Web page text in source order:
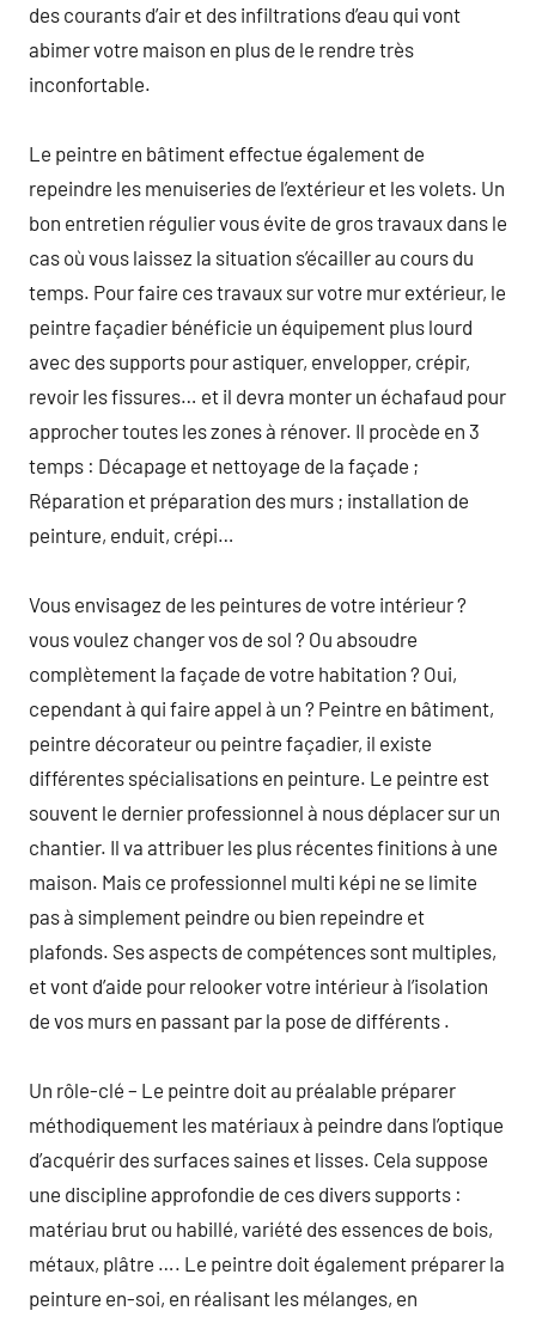
des courants d’air et des infiltrations d’eau qui vont
abimer votre maison en plus de le rendre très
inconfortable.
Le peintre en bâtiment effectue également de
repeindre les menuiseries de l’extérieur et les volets. Un
bon entretien régulier vous évite de gros travaux dans le
cas où vous laissez la situation s’écailler au cours du
temps. Pour faire ces travaux sur votre mur extérieur, le
peintre façadier bénéficie un équipement plus lourd
avec des supports pour astiquer, envelopper, crépir,
revoir les fissures… et il devra monter un échafaud pour
approcher toutes les zones à rénover. Il procède en 3
temps : Décapage et nettoyage de la façade ;
Réparation et préparation des murs ; installation de
peinture, enduit, crépi…
Vous envisagez de les peintures de votre intérieur ?
vous voulez changer vos de sol ? Ou absoudre
complètement la façade de votre habitation ? Oui,
cependant à qui faire appel à un ? Peintre en bâtiment,
peintre décorateur ou peintre façadier, il existe
différentes spécialisations en peinture. Le peintre est
souvent le dernier professionnel à nous déplacer sur un
chantier. Il va attribuer les plus récentes finitions à une
maison. Mais ce professionnel multi képi ne se limite
pas à simplement peindre ou bien repeindre et
plafonds. Ses aspects de compétences sont multiples,
et vont d’aide pour relooker votre intérieur à l’isolation
de vos murs en passant par la pose de différents .
Un rôle-clé – Le peintre doit au préalable préparer
méthodiquement les matériaux à peindre dans l’optique
d’acquérir des surfaces saines et lisses. Cela suppose
une discipline approfondie de ces divers supports :
matériau brut ou habillé, variété des essences de bois,
métaux, plâtre …. Le peintre doit également préparer la
peinture en-soi, en réalisant les mélanges, en